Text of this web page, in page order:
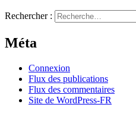
Rechercher :
Méta
Connexion
Flux des publications
Flux des commentaires
Site de WordPress-FR